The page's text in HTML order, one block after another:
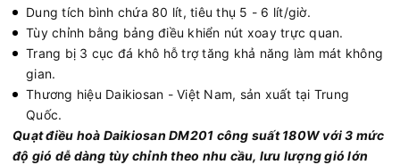
Dung tích bình chứa 80 lít, tiêu thụ 5 - 6 lít/giờ.
Tùy chỉnh bằng bảng điều khiển nút xoay trực quan.
Trang bị 3 cục đá khô hỗ trợ tăng khả năng làm mát không
gian.
Thương hiệu Daikiosan - Việt Nam, sản xuất tại Trung
Quốc.
Quạt điều hoà Daikiosan DM201 công suất 180W với 3 mức
độ gió dễ dàng tùy chỉnh theo nhu cầu, lưu lượng gió lớn